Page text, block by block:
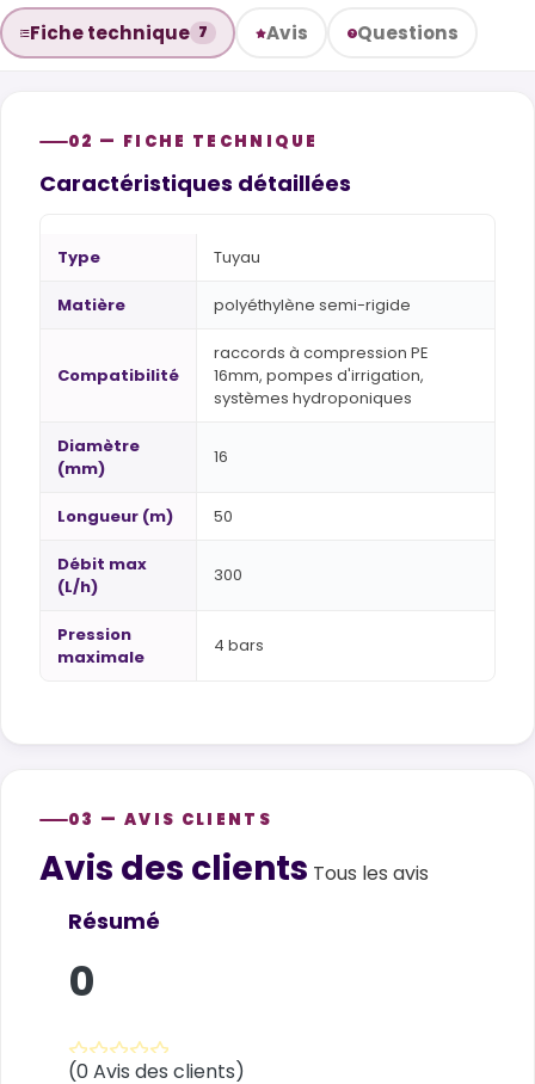
Fiche technique 7 Avis Questions
02 — FICHE TECHNIQUE
Caractéristiques détaillées
Type Tuyau
Matière polyéthylène semi-rigide
Compatibilité
raccords à compression PE
16mm, pompes d'irrigation,
systèmes hydroponiques
Diamètre
(mm)
16
Longueur (m) 50
Débit max
(L/h)
300
Pression
maximale
4 bars
03 — AVIS CLIENTS
Customer reviews
Avis des clients Tous les avis
Résumé
0
(0 Avis des clients)